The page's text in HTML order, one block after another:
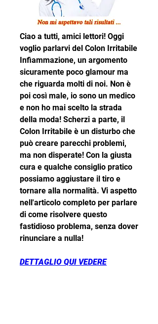
Ciao a tutti, amici lettori! Oggi
voglio parlarvi del Colon Irritabile
Infiammazione, un argomento
sicuramente poco glamour ma
che riguarda molti di noi. Non è
poi così male, io sono un medico
e non ho mai scelto la strada
della moda! Scherzi a parte, il
Colon Irritabile è un disturbo che
può creare parecchi problemi,
ma non disperate! Con la giusta
cura e qualche consiglio pratico
possiamo aggiustare il tiro e
tornare alla normalità. Vi aspetto
nell'articolo completo per parlare
di come risolvere questo
fastidioso problema, senza dover
rinunciare a nulla!
DETTAGLIO QUI VEDERE